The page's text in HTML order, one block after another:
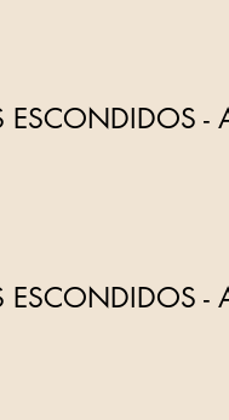
ESCONDIDOS -
ESCONDIDOS